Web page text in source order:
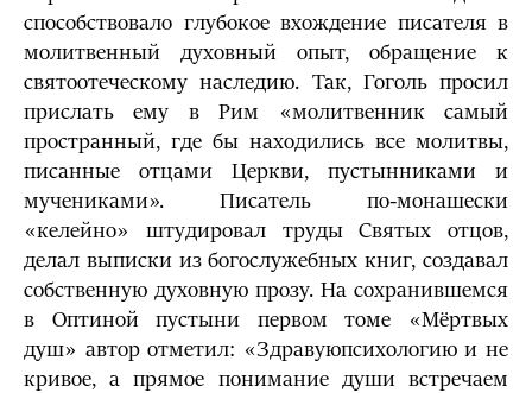
способствовало глубокое вхождение писателя в
молитвенный духовный опыт, обращение к
святоотеческому наследию. Так, Гоголь про­сил
прислать ему в Рим «молитвенник самый
пространный, где бы находились все мо­литвы,
писан­ные отцами Церкви, пустынниками и
мучениками». Писатель по-монашески
«келейно» штудировал труды Святых отцов,
делал выписки из богослужебных книг, создавал
собственную духовную прозу. На сохранившемся
в Оптиной пустыни первом томе «Мёртвых
душ» автор отметил: «Здравуюпсихологию и не
кривое, а пря­мое понимание души встречаем